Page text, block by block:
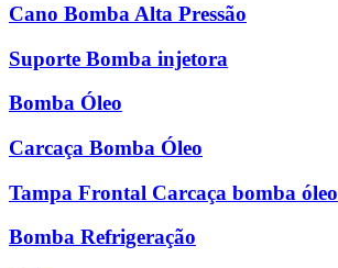
Cano Bomba Alta Pressão
Suporte Bomba injetora
Bomba Óleo
Carcaça Bomba Óleo
Tampa Frontal Carcaça bomba óleo
Bomba Refrigeração